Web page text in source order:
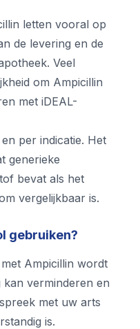
letten vooral op
de levering en de
Veel
om Ampicillin
met iDEAL-
per indicatie. Het
generieke
bevat als het
vergelijkbaar is.
gebruiken?
Ampicillin wordt
verminderen en
met uw arts
is.